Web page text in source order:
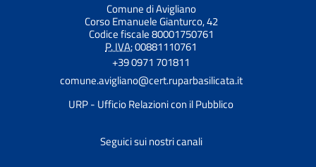
Comune di Avigliano
Corso Emanuele Gianturco, 42
Codice fiscale 80001750761
P. IVA:00881110761
+39 0971 701811
comune.avigliano@cert.ruparbasilicata.it
URP - Ufficio Relazioni con il Pubblico
Seguici sui nostri canali